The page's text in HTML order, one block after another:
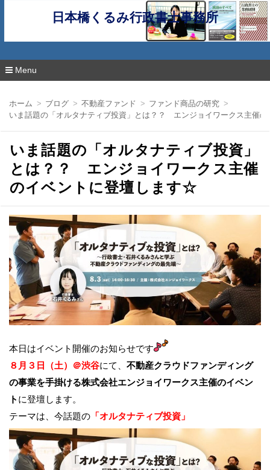
日本橋くるみ行政書士事務所
Menu
ホーム ブログ 不動産ファンド
ファンド商品の研究
いま話題の「オルタナティブ投資」とは？？ エンジョイワークス主催
いま話題の「オルタナティブ投資」
とは？？ エンジョイワークス主催
のイベントに登壇します☆
本日はイベント開催のお知らせです
８月３日（土）＠渋谷にて、 不動産クラウドファンディング
の事業を手掛ける株式会社エンジョイワークス主催のイベン
ト に登壇します。
テーマは、今話題の 「オルタナティブ投資」